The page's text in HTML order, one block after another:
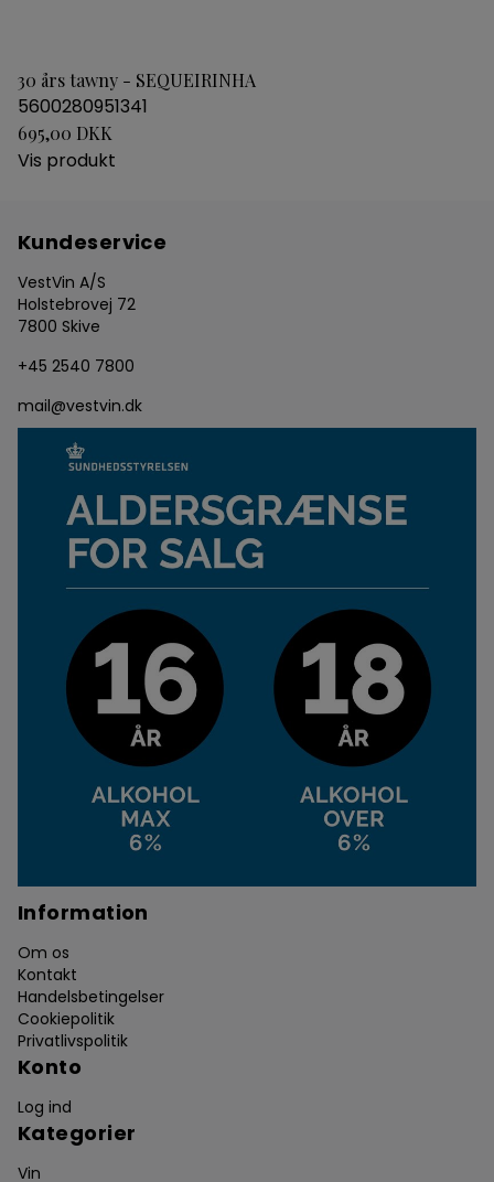
30 års tawny - SEQUEIRINHA
5600280951341
695,00 DKK
Vis produkt
Kundeservice
VestVin A/S
Holstebrovej 72
7800 Skive
+45 2540 7800
mail@vestvin.dk
Information
Om os
Kontakt
Handelsbetingelser
Cookiepolitik
Privatlivspolitik
Konto
Log ind
Kategorier
Vin